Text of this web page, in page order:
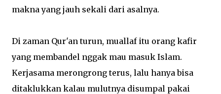
makna yang jauh sekali dari asalnya.
Di zaman Qur'an turun, muallaf itu orang kafir
yang membandel nggak mau masuk Islam.
Kerjasama merongrong terus, lalu hanya bisa
ditaklukkan kalau mulutnya disumpal pakai